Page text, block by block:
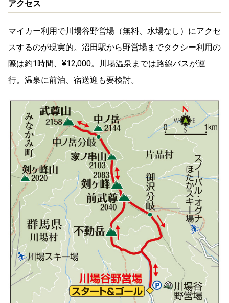
アクセス
マイカー利用で川場谷野営場（無料、水場なし）にアクセ
スするのが現実的。沼田駅から野営場までタクシー利用の
際は約1時間、¥12,000。川場温泉までは路線バスが運
行。温泉に前泊、宿送迎も要検討。